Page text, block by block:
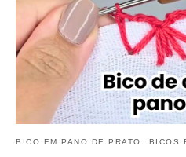
BICO EM PANO DE PRATO BICOS